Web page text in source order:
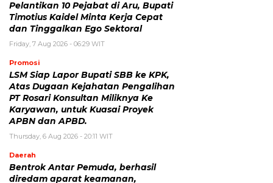
Pelantikan 10 Pejabat di Aru, Bupati
Timotius Kaidel Minta Kerja Cepat
dan Tinggalkan Ego Sektoral
Friday, 7 Aug 2026 - 06:29 WIT
Promosi
LSM Siap Lapor Bupati SBB ke KPK,
Atas Dugaan Kejahatan Pengalihan
PT Rosari Konsultan Miliknya Ke
Karyawan, untuk Kuasai Proyek
APBN dan APBD.
Thursday, 6 Aug 2026 - 20:11 WIT
Daerah
Bentrok Antar Pemuda, berhasil
diredam aparat keamanan,